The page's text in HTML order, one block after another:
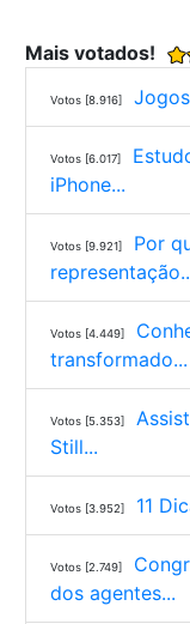
Mais votados!
Votos [8.916]
Votos [6.017]
iPhone...
Votos [9.921]
Por
Votos [4.449]
transformado...
Votos [5.353]
Still...
Votos [3.952] 11
Votos [2.749]
dos agentes...